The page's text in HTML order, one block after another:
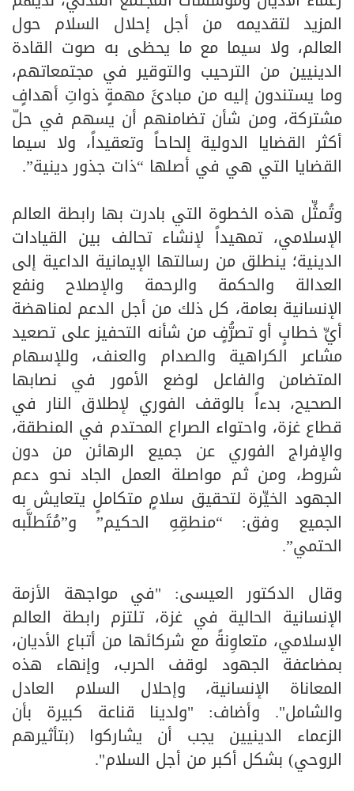
المزيد لتقديمه من أجل إحلال السلام حول
العالم، ولا سيما مع ما يحظى به صوت القادة
الدينيين من الترحيب والتوقير في مجتمعاتهم،
وما يستندون إليه من مبادئَ مهمةٍ ذواتِ أهدافٍ
مشتركة، ومن شأن تضامنهم أن يسهم في حلّ
أكثر القضايا الدولية إلحاحاً وتعقيداً، ولا سيما
القضايا التي هي في أصلها “ذات جذور دينية”.
وتُمثِّل هذه الخطوة التي بادرت بها رابطة العالم
الإسلامي، تمهيداً لإنشاء تحالف بين القيادات
الدينية؛ ينطلق من رسالتها الإيمانية الداعية إلى
العدالة والحكمة والرحمة والإصلاح ونفع
الإنسانية بعامة، كل ذلك من أجل الدعم لمناهضة
أيِّ خطابٍ أو تصرُّفٍ من شأنه التحفيز على تصعيد
مشاعر الكراهية والصدام والعنف، وللإسهام
المتضامن والفاعل لوضع الأمور في نصابها
الصحيح، بدءاً بالوقف الفوري لإطلاق النار في
قطاع غزة، واحتواء الصراع المحتدم في المنطقة،
والإفراج الفوري عن جميع الرهائن من دون
شروط، ومن ثم مواصلة العمل الجاد نحو دعم
الجهود الخيِّرة لتحقيق سلامٍ متكاملٍ يتعايش به
الجميع وفق: “منطقِهِ الحكيم” و”مُتَطلَّبه
الحتمي”.
وقال الدكتور العيسى: "في مواجهة الأزمة
الإنسانية الحالية في غزة، تلتزم رابطة العالم
الإسلامي، متعاوِنةً مع شركائها من أتباع الأديان،
بمضاعفة الجهود لوقف الحرب، وإنهاء هذه
المعاناة الإنسانية، وإحلال السلام العادل
والشامل". وأضاف: "ولدينا قناعة كبيرة بأن
الزعماء الدينيين يجب أن يشاركوا (بتأثيرهم
الروحي) بشكل أكبر من أجل السلام".